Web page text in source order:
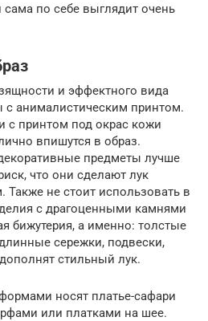
по себе выглядит очень
и эффектного вида
с анималистическим принтом.
с принтом под окрас кожи
впишутся в образ.
предметы лучше
что они сделают лук
не стоит использовать в
с драгоценными камнями
бижутерия, а именно: толстые
сережки, подвески,
стильный лук.
носят платье-сафари
или платками на шее.